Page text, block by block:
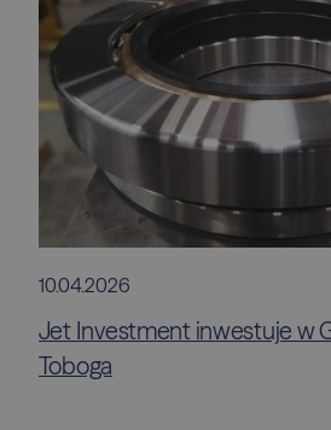
10.04.2026
Jet Investment inwestuje w
Toboga